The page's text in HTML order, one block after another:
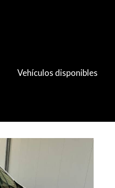
Vehículos disponibles